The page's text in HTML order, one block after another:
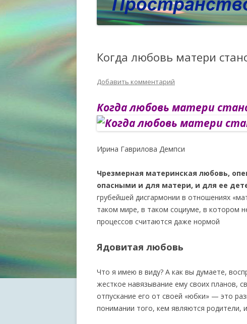
Когда любовь матери
Добавить комментарий
Когда любовь матери
Ирина Гаврилова Демпси
Чрезмерная материнская любовь,
опасными и для матери, и для ее
грубейшей дисгармонии в отношениях
таком мире, в таком социуме, в котором
процессов считаются даже нормой
Ядовитая любовь
Что я имею в виду? А как вы думаете,
жесткое навязывание ему своих планов,
отпускание его от своей «юбки» — это
понимании того, кем являются родители,